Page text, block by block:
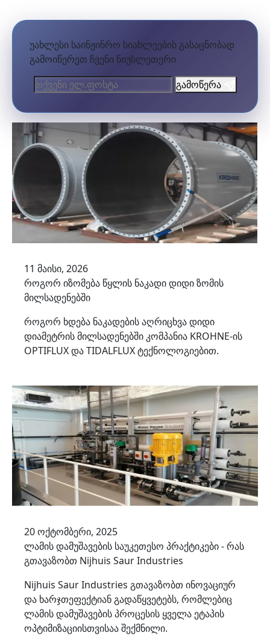
უახლესი საინჟინრო სიახლეების გასაცნობად
გამოიწერეთ ჩვენი ნიუსლეთერი
გამოწერა
11 მაისი, 2026
როგორ იზომება წყლის ნაკადი დიდი ზომის
მილსადენებში
როგორ ხდება ნაკადების აღრიცხვა დიდი
დიამეტრის მილსადენებში კომპანია KROHNE-ის
OPTIFLUX და TIDALFLUX ტექნოლოგიებით.
20 ოქტომბერი, 2025
ლამის დამუშავების საუკეთესო პრაქტიკები - რას
გთავაზობთ Nijhuis Saur Industries
Nijhuis Saur Industries გთავაზობთ ინოვაციურ
და ხარჯთეფექტიან გადაწყვეტებს, რომლებიც
ლამის დამუშავების პროცესის ყველა ეტაპის
ოპტიმიზაციისთვისაა შექმნილი.